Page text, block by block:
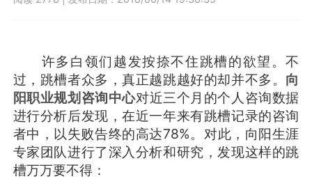
许多白领们越发按捺不住跳槽的欲望。不
过，跳槽者众多，真正越跳越好的却并不多。 向
阳职业规划咨询中心对近三个月的个人咨询数据
进行分析后发现，在近一年来有跳槽记录的咨询
者中，以失败告终的高达78%。对此，向阳生涯
专家团队进行了深入分析和研究，发现这样的跳
槽万万要不得：